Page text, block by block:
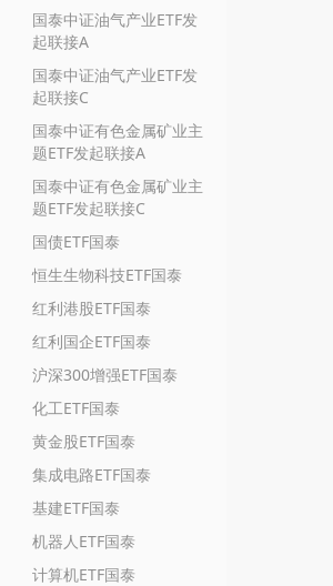
国泰中证油气产业ETF发
起联接A
国泰中证油气产业ETF发
起联接C
国泰中证有色金属矿业主
题ETF发起联接A
国泰中证有色金属矿业主
题ETF发起联接C
国债ETF国泰
恒生生物科技ETF国泰
红利港股ETF国泰
红利国企ETF国泰
沪深300增强ETF国泰
化工ETF国泰
黄金股ETF国泰
集成电路ETF国泰
基建ETF国泰
机器人ETF国泰
计算机ETF国泰